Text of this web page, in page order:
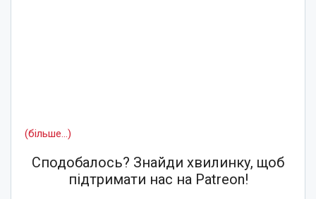
(більше…)
Сподобалось? Знайди хвилинку, щоб
підтримати нас на Patreon!